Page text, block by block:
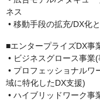
ネス
• 移動手段の拡充/DX化
■エンタープライズDX事
• ビジネスグロース事業
• プロフェッショナルワ
域に特化したDX支援)
• ハイブリッドワーク事